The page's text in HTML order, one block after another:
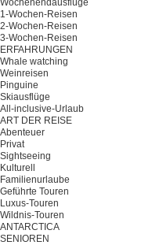
Wochenendausflüge
1-Wochen-Reisen
2-Wochen-Reisen
3-Wochen-Reisen
ERFAHRUNGEN
Whale watching
Weinreisen
Pinguine
Skiausflüge
All-inclusive-Urlaub
ART DER REISE
Abenteuer
Privat
Sightseeing
Kulturell
Familienurlaube
Geführte Touren
Luxus-Touren
Wildnis-Touren
ANTARCTICA
SENIOREN